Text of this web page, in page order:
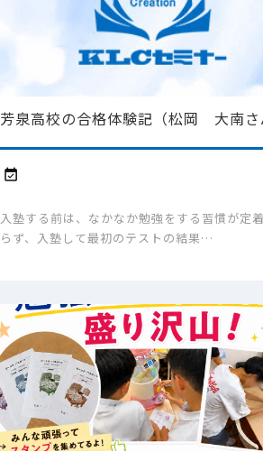
芳泉高校の合格体験記（松岡 大南さ

入塾する前は、なかなか勉強をする習慣が定
らず、入塾して最初のテストの結果…